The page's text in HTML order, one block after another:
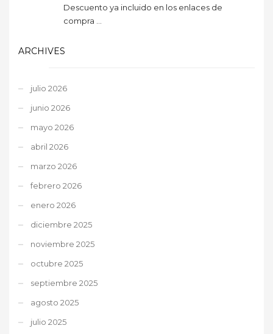
Descuento ya incluido en los enlaces de
compra ...
ARCHIVES
julio 2026
junio 2026
mayo 2026
abril 2026
marzo 2026
febrero 2026
enero 2026
diciembre 2025
noviembre 2025
octubre 2025
septiembre 2025
agosto 2025
julio 2025